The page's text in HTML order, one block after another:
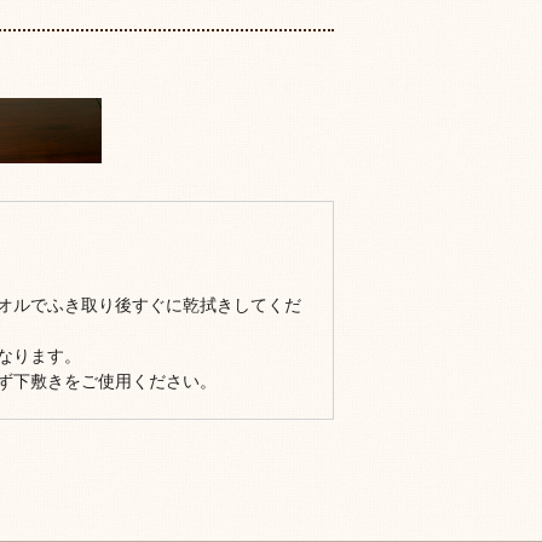
ルでふき取り後すぐに乾拭きしてくだ
ります。
敷きをご使用ください。